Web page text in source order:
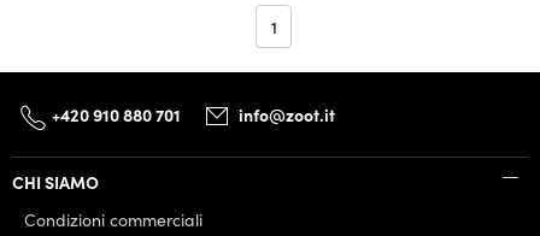
1
+420 910 880 701 info@zoot.it
CHI SIAMO
Condizioni commerciali